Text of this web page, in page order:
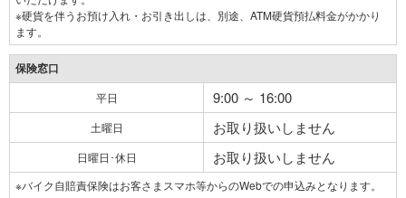
※硬貨を伴うお預け入れ・お引き出しは、別途、ATM硬貨預払料金がかかり
ます。
保険窓口
平日 9:00 ～ 16:00
土曜日 お取り扱いしません
日曜日･休日 お取り扱いしません
※バイク自賠責保険はお客さまスマホ等からのWebでの申込みとなります。